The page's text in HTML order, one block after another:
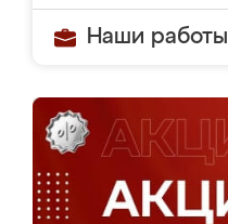
Наши работы